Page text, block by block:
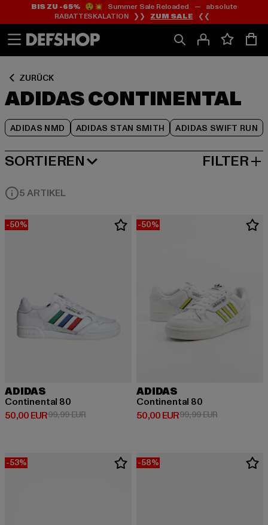
Zum
Inhalt
springen
Zum
Fußzeile
springen
BIS ZU -65%😲💥 Summer Sale Reloaded — absolute
RABATTESKALATION ❯❯ ZUM SALE ❮❮
ZURÜCK
ADIDAS CONTINENTAL
ADIDAS NMD ADIDAS STAN SMITH ADIDAS SWIFT RUN
Zum
Produktraster
springen
SORTIEREN
BELIEBTESTE FILTER
5 ARTIKEL
-50%
ADIDAS
Continental 80
50,00 EUR
Derzeitiger Preis: 50,00 EUR
99,99 EURAktionspreis: 99,99 EUR
-50%
ADIDAS
Continental 80
50,00 EUR
Derzeitiger Preis: 50,00 EUR
99,99 EURAktionspreis:
-53% -58%